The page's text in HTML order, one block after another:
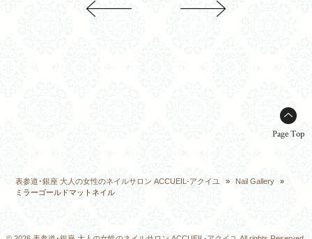
Page Top
表参道･銀座 大人の女性のネイルサロン ACCUEIL-アクイユ » Nail Gallery
»
ミラーゴールドマットネイル